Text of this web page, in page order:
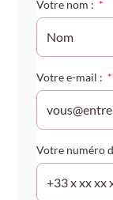
Votre nom :
Votre e-mail :
Votre numéro